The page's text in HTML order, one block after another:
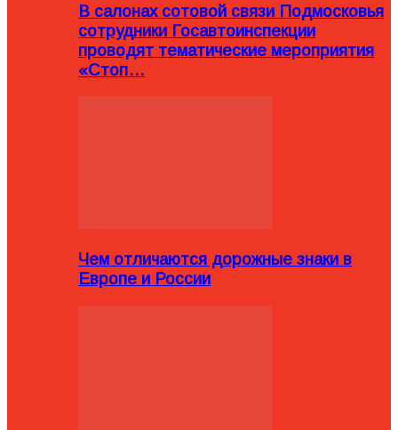
В салонах сотовой связи Подмосковья
сотрудники Госавтоинспекции
проводят тематические мероприятия
«Стоп…
Чем отличаются дорожные знаки в
Европе и России